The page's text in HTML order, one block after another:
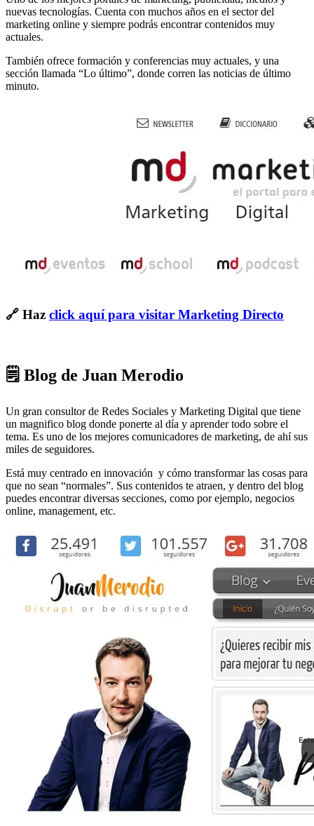
nuevas tecnologías. Cuenta con muchos años en el sector del
marketing online y siempre podrás encontrar contenidos muy
actuales.
También ofrece formación y conferencias muy actuales, y una
sección llamada “Lo último”, donde corren las noticias de último
minuto.
🔗 Haz click aquí para visitar Marketing Directo
🗒 Blog de Juan Merodio
Un gran consultor de Redes Sociales y Marketing Digital que tiene
un magnifico blog donde ponerte al día y aprender todo sobre el
tema. Es uno de los mejores comunicadores de marketing, de ahí sus
miles de seguidores.
Está muy centrado en innovación y cómo transformar las cosas para
que no sean “normales”. Sus contenidos te atraen, y dentro del blog
puedes encontrar diversas secciones, como por ejemplo, negocios
online, management, etc.